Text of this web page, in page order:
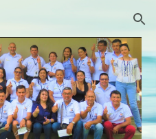
Skip to navigation